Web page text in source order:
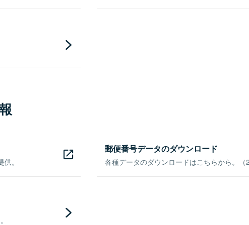
。
郵便番号データのダウンロード
各種データのダウンロードはこちらから。（